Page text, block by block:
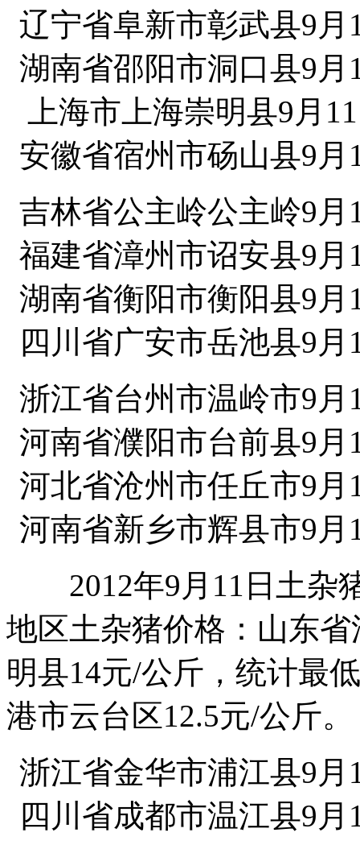
辽宁省阜新市彰武县9
湖南省邵阳市洞口县9
上海市上海崇明县9
安徽省宿州市砀山县9
吉林省公主岭公主岭9
福建省漳州市诏安县9
湖南省衡阳市衡阳县9
四川省广安市岳池县9
浙江省台州市温岭市9
河南省濮阳市台前县9
河北省沧州市任丘市9
河南省新乡市辉县市9
2012年9月11日土杂
地区土杂猪价格：山东
明县14元/公斤，统计最
港市云台区12.5元/公斤。
浙江省金华市浦江县9
四川省成都市温江县9